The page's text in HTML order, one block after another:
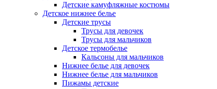
Детские камуфляжные костюмы
Детское нижнее белье
Детские трусы
Трусы для девочек
Трусы для мальчиков
Детское термобелье
Кальсоны для мальчиков
Нижнее белье для девочек
Нижнее белье для мальчиков
Пижамы детские